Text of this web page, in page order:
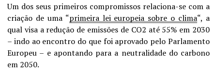
Um dos seus primeiros compromissos relaciona-se com a
criação de uma “primeira lei europeia sobre o clima“, a
qual visa a redução de emissões de CO2 até 55% em 2030
– indo ao encontro do que foi aprovado pelo Parlamento
Europeu – e apontando para a neutralidade do carbono
em 2050.